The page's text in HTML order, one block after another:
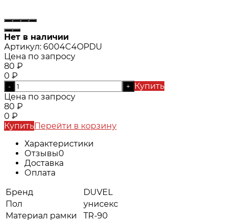
Нет в наличии
Артикул: 6004C4OPDU
Цена по запросу
80 ₽
0 ₽
- +
Купить
Цена по запросу
80 ₽
0 ₽
КупитьПерейти в корзину
Характеристики
Отзывы0
Доставка
Оплата
Бренд
DUVEL
Пол
унисекс
Материал рамки
TR-90